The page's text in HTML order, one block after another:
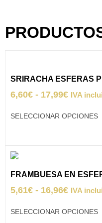
SRIRACHA ESFERAS
6,60€ - 17,99€ IVA
SELECCIONAR OPCIONES
FRAMBUESA EN
5,61€ - 16,96€ IVA
SELECCIONAR OPCIONES